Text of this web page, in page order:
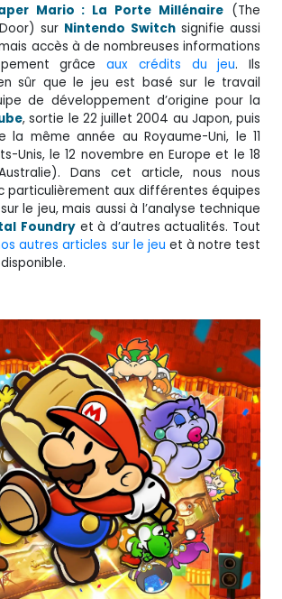
Mario : La Porte Millénaire (The
sur Nintendo Switch signifie aussi
accès à de nombreuses informations
grâce aux crédits du jeu. Ils
sûr que le jeu est basé sur le travail
de développement d’origine pour la
, sortie le 22 juillet 2004 au Japon, puis
même année au Royaume-Uni, le 11
Unis, le 12 novembre en Europe et le 18
Dans cet article, nous nous
particulièrement aux différentes équipes
le jeu, mais aussi à l’analyse technique
Foundryet à d’autres actualités. Tout
autres articles sur le jeu et à notre test